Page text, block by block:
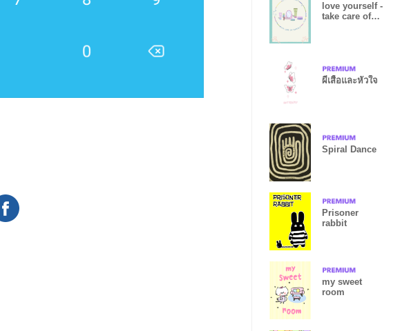
love yourself -
take care of
ผีเสื้อและหัวใจ
Spiral Dance
Prisoner
rabbit
my sweet
room